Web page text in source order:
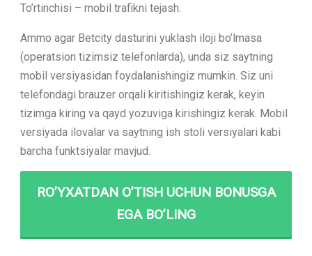
To’rtinchisi – mobil trafikni tejash.
Ammo agar Betcity dasturini yuklash iloji bo’lmasa
(operatsion tizimsiz telefonlarda), unda siz saytning
mobil versiyasidan foydalanishingiz mumkin. Siz uni
telefondagi brauzer orqali kiritishingiz kerak, keyin
tizimga kiring va qayd yozuviga kirishingiz kerak. Mobil
versiyada ilovalar va saytning ish stoli versiyalari kabi
barcha funktsiyalar mavjud.
RO’YXATDAN O’TISH UCHUN BONUSGA
EGA BO’LING